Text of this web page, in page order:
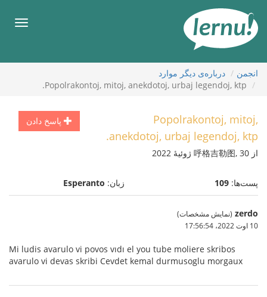
محتوا
انجمن
درباره‌ی دیگر موارد
Popolrakontoj, mitoj, anekdotoj, urbaj legendoj, ktp.
پاسخ دادن
Popolrakontoj, mitoj,
anekdotoj, urbaj legendoj, ktp.
از 呼格吉勒图, 30 ژوئیهٔ 2022
پست‌ها: 109 زبان: Esperanto
zerdo (نمایش مشخصات)
10 اوت 2022،‏ 17:56:54
Mi ludis avarulo vi povos vıdı el you tube moliere skribos
avarulo vi devas skribi Cevdet kemal durmusoglu morgaux